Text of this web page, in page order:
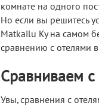
комнате на одного
Но если вы решитесь
Matkailu Ky на самом
сравнению с отелями
Сравниваем
Увы, сравнения с